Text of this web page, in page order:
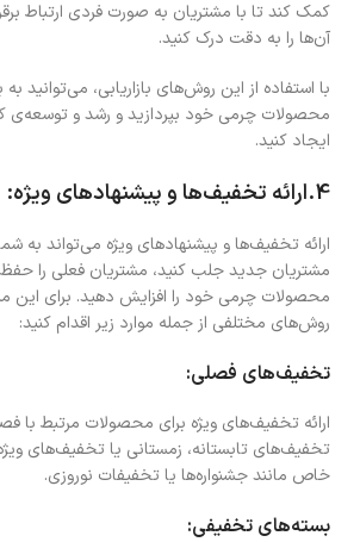
کمک کند تا با مشتریان به صورت فردی ارتباط
آن‌ها را به دقت درک کنید.
با استفاده از این روش‌های بازاریابی، می‌توانید
محصولات چرمی خود بپردازید و رشد و توسعه‌ی
ایجاد کنید.
4.ارائه تخفیف‌ها و پیشنهادهای ویژه:
ارائه تخفیف‌ها و پیشنهادهای ویژه می‌تواند به
مشتریان جدید جلب کنید، مشتریان فعلی را
محصولات چرمی خود را افزایش دهید. برای این
روش‌های مختلفی از جمله موارد زیر اقدام کنید:
تخفیف‌های فصلی:
ارائه تخفیف‌های ویژه برای محصولات مرتبط با
تخفیف‌های تابستانه، زمستانی یا تخفیف‌های
خاص مانند جشنواره‌ها یا تخفیفات نوروزی.
بسته‌های تخفیفی: